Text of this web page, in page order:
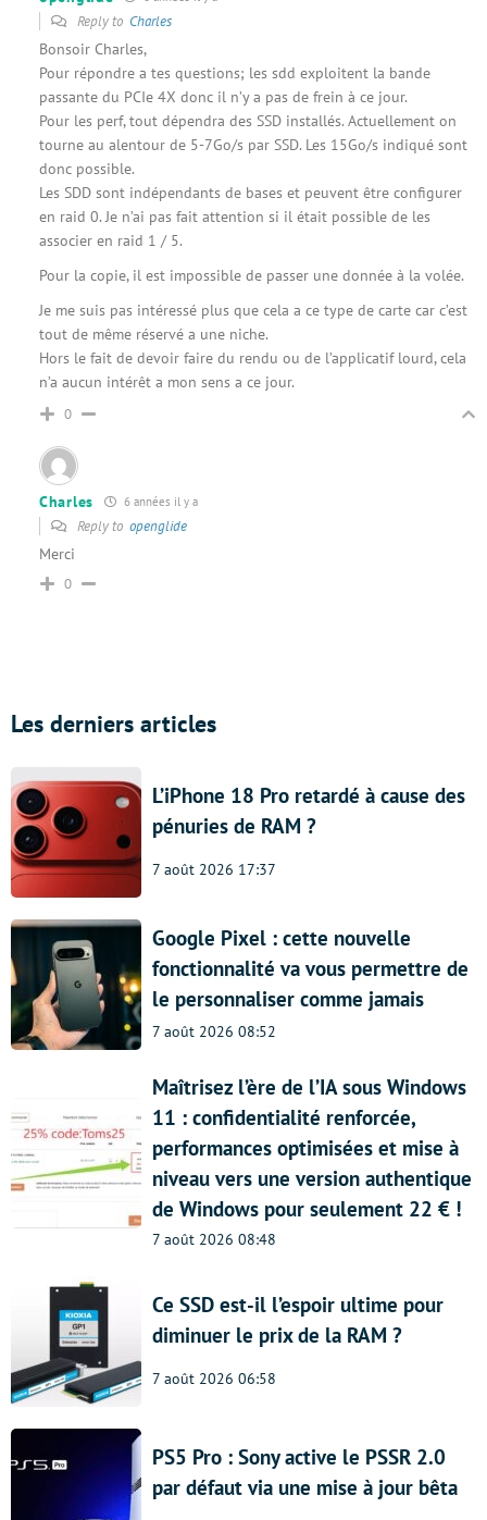
Reply to Charles
Bonsoir Charles,
Pour répondre a tes questions; les sdd exploitent la bande
passante du PCIe 4X donc il n’y a pas de frein à ce jour.
Pour les perf, tout dépendra des SSD installés. Actuellement on
tourne au alentour de 5-7Go/s par SSD. Les 15Go/s indiqué sont
donc possible.
Les SDD sont indépendants de bases et peuvent être configurer
en raid 0. Je n’ai pas fait attention si il était possible de les
associer en raid 1 / 5.
Pour la copie, il est impossible de passer une donnée à la volée.
Je me suis pas intéressé plus que cela a ce type de carte car c’est
tout de même réservé a une niche.
Hors le fait de devoir faire du rendu ou de l’applicatif lourd, cela
n’a aucun intérêt a mon sens a ce jour.
0
Charles 6 années il y a
Reply to openglide
Merci
0
Les derniers articles
L’iPhone 18 Pro retardé à cause des
pénuries de RAM ?
7 août 2026 17:37
Google Pixel : cette nouvelle
fonctionnalité va vous permettre de
le personnaliser comme jamais
7 août 2026 08:52
Maîtrisez l’ère de l’IA sous Windows
11 : confidentialité renforcée,
performances optimisées et mise à
niveau vers une version authentique
de Windows pour seulement 22 € !
7 août 2026 08:48
Ce SSD est-il l’espoir ultime pour
diminuer le prix de la RAM ?
7 août 2026 06:58
PS5 Pro : Sony active le PSSR 2.0
par défaut via une mise à jour bêta